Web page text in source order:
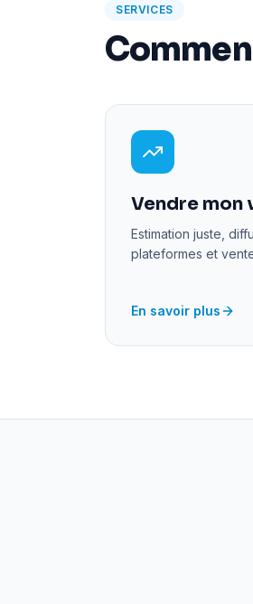
SERVICES
Vendre mon
Estimation juste,
plateformes et
En savoir plus